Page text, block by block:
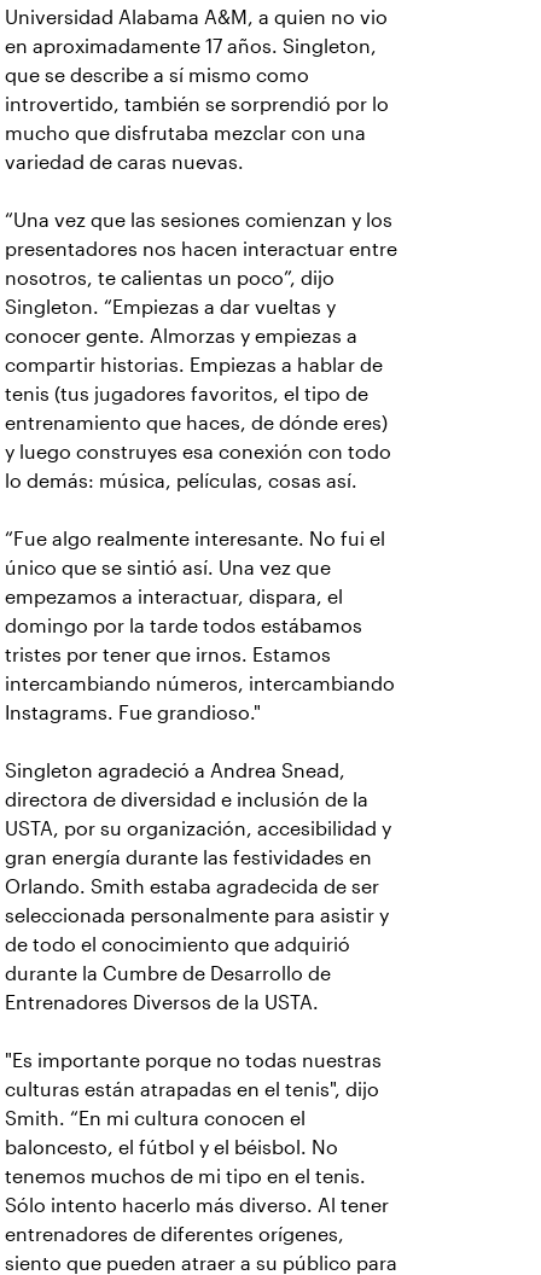
Universidad Alabama A&M, a quien no vio
en aproximadamente 17 años. Singleton,
que se describe a sí mismo como
introvertido, también se sorprendió por lo
mucho que disfrutaba mezclar con una
variedad de caras nuevas.
“Una vez que las sesiones comienzan y los
presentadores nos hacen interactuar entre
nosotros, te calientas un poco”, dijo
Singleton. “Empiezas a dar vueltas y
conocer gente. Almorzas y empiezas a
compartir historias. Empiezas a hablar de
tenis (tus jugadores favoritos, el tipo de
entrenamiento que haces, de dónde eres)
y luego construyes esa conexión con todo
lo demás: música, películas, cosas así.
“Fue algo realmente interesante. No fui el
único que se sintió así. Una vez que
empezamos a interactuar, dispara, el
domingo por la tarde todos estábamos
tristes por tener que irnos. Estamos
intercambiando números, intercambiando
Instagrams. Fue grandioso."
Singleton agradeció a Andrea Snead,
directora de diversidad e inclusión de la
USTA, por su organización, accesibilidad y
gran energía durante las festividades en
Orlando. Smith estaba agradecida de ser
seleccionada personalmente para asistir y
de todo el conocimiento que adquirió
durante la Cumbre de Desarrollo de
Entrenadores Diversos de la USTA.
"Es importante porque no todas nuestras
culturas están atrapadas en el tenis", dijo
Smith. “En mi cultura conocen el
baloncesto, el fútbol y el béisbol. No
tenemos muchos de mi tipo en el tenis.
Sólo intento hacerlo más diverso. Al tener
entrenadores de diferentes orígenes,
siento que pueden atraer a su público para